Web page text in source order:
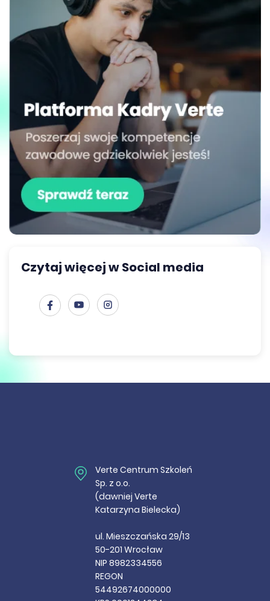
Czytaj więcej w Social media
Verte Centrum Szkoleń
Sp. z o.o.
(dawniej Verte
Katarzyna Bielecka)
ul. Mieszczańska 29/13
50-201 Wrocław
NIP 8982334556
REGON
54492674000000